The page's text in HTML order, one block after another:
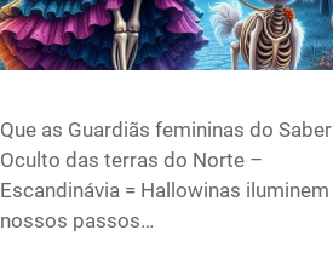
Que as Guardiãs femininas do Saber
Oculto das terras do Norte –
Escandinávia = Hallowinas iluminem
nossos passos…